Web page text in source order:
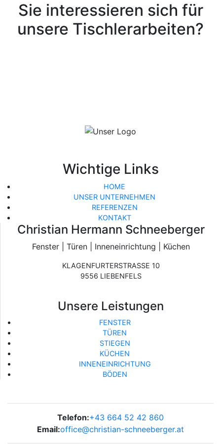
Sie interessieren sich für
unsere Tischlerarbeiten?
Wichtige Links
HOME
UNSER UNTERNEHMEN
REFERENZEN
KONTAKT
Christian Hermann Schneeberger
Fenster Türen Inneneinrichtung Küchen
KLAGENFURTERSTRASSE 10
9556 LIEBENFELS
Unsere Leistungen
FENSTER
TÜREN
STIEGEN
KÜCHEN
INNENEINRICHTUNG
BÖDEN
Telefon:+43 664 52 42 860
Email:office@christian-schneeberger.at